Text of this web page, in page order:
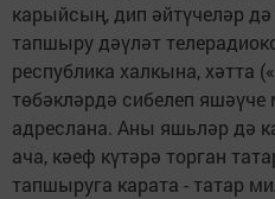
карыйсың, дип әйтүчеләр
тапшыру дәүләт
республика халкына, хәтта
төбәкләрдә сибелеп
адреслана. Аны яшьләр дә
ача, кәеф күтәрә торган
тапшыруга карата - татар